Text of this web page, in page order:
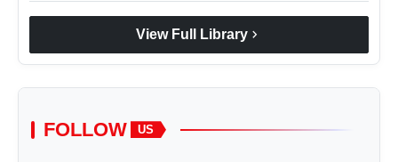
View Full Library chevron_right
FOLLOW US